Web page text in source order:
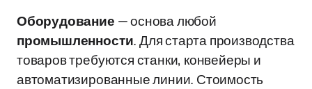
Оборудование — основа любой
промышленности. Для старта производства
товаров требуются станки, конвейеры и
автоматизированные линии. Стоимость